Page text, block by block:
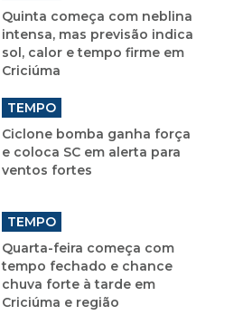
Quinta começa com neblina
intensa, mas previsão indica
sol, calor e tempo firme em
Criciúma
TEMPO
Ciclone bomba ganha força
e coloca SC em alerta para
ventos fortes
TEMPO
Quarta-feira começa com
tempo fechado e chance
chuva forte à tarde em
Criciúma e região